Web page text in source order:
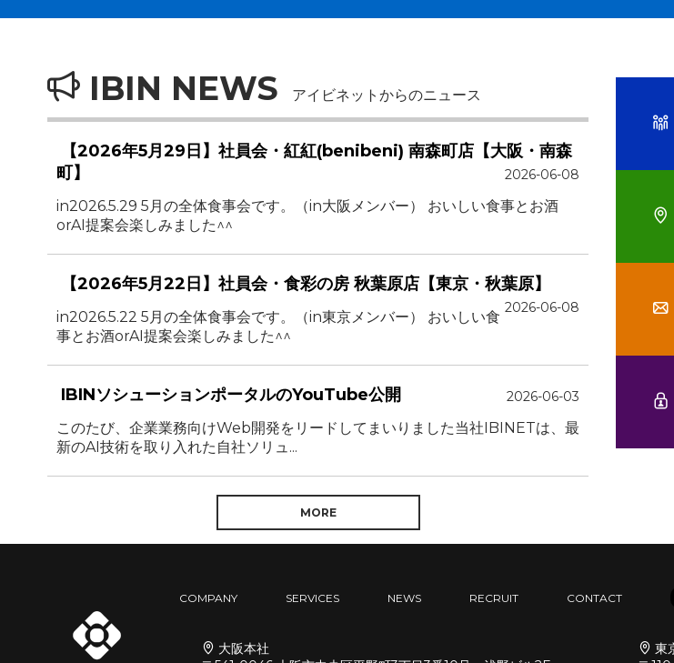
IBIN NEWS アイビネットからのニュース
【2026年5月29日】社員会・紅紅(benibeni) 南森町店【大阪・南森
町】
2026-06-08
in2026.5.29 5月の全体食事会です。（in大阪メンバー） おいしい食事とお酒
orAI提案会楽しみました^^
【2026年5月22日】社員会・食彩の房 秋葉原店【東京・秋葉原】
2026-06-08
in2026.5.22 5月の全体食事会です。（in東京メンバー） おいしい食
事とお酒orAI提案会楽しみました^^
IBINソシューションポータルのYouTube公開 2026-06-03
このたび、企業業務向けWeb開発をリードしてまいりました当社IBINETは、最
新のAI技術を取り入れた自社ソリュ...
MORE
COMPANY SERVICES NEWS RECRUIT CONTACT
大阪本社
東